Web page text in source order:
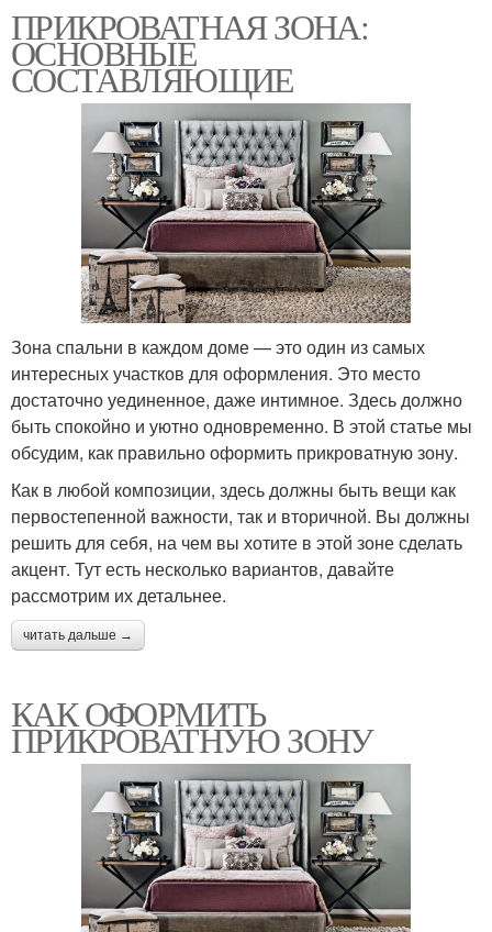
ПРИКРОВАТНАЯ ЗОНА:
ОСНОВНЫЕ
СОСТАВЛЯЮЩИЕ
Зона спальни в каждом доме — это один из самых
интересных участков для оформления. Это место
достаточно уединенное, даже интимное. Здесь должно
быть спокойно и уютно одновременно. В этой статье мы
обсудим, как правильно оформить прикроватную зону.
Как в любой композиции, здесь должны быть вещи как
первостепенной важности, так и вторичной. Вы должны
решить для себя, на чем вы хотите в этой зоне сделать
акцент. Тут есть несколько вариантов, давайте
рассмотрим их детальнее.
читать дальше →
КАК ОФОРМИТЬ
ПРИКРОВАТНУЮ ЗОНУ